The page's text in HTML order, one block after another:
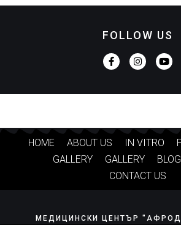
FOLLOW US
HOME ABOUT US IN VITRO
GALLERY
GALLERY BLOG
CONTACT US
МЕДИЦИНСКИ ЦЕНТЪР